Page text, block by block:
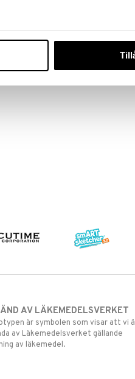
AV LÄKEMEDELSVERKET
är symbolen som visar att vi
av Läkemedelsverket gällande
av läkemedel.